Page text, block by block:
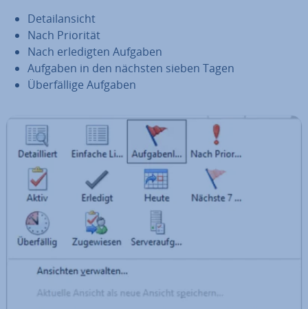
De­tail­an­sicht
Nach Priorität
Nach er­le­dig­ten Aufgaben
Aufgaben in den nächsten sieben Tagen
Über­fäl­li­ge Aufgaben